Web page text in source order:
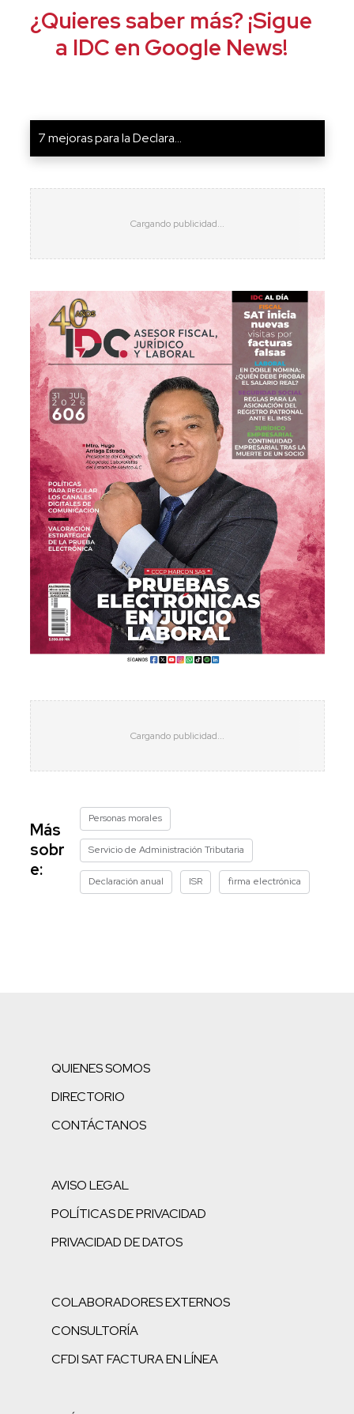
¿Quieres saber más? ¡Sigue
a IDC en Google News!
7 mejoras para la Declara...
Más
sobr
e:
Personas morales
Servicio de Administración Tributaria
Declaración anual ISR firma electrónica
QUIENES SOMOS
DIRECTORIO
CONTÁCTANOS
AVISO LEGAL
POLÍTICAS DE PRIVACIDAD
PRIVACIDAD DE DATOS
COLABORADORES EXTERNOS
CONSULTORÍA
CFDI SAT FACTURA EN LÍNEA